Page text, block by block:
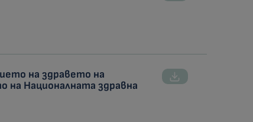
на здравето на
на Националната здравна